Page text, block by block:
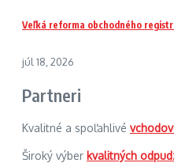
Veľká reforma obchodného
júl 18, 2026
Partneri
Kvalitné a spoľahlivé
Široký výber kvalitných